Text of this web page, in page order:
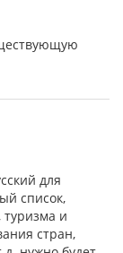
для
список,
туризма и
стран,